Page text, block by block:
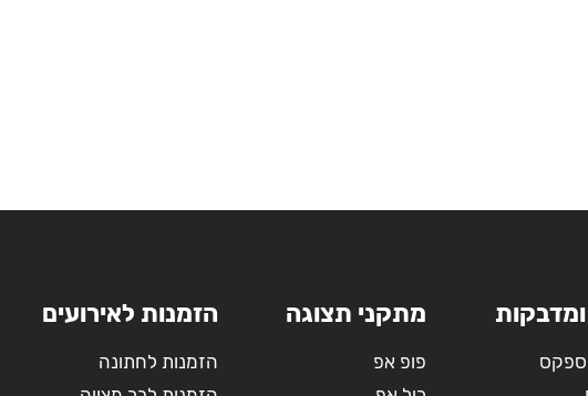
מתקני תצוגה
פופ אפ
הזמנות לאירועים
הזמנות לחתונה